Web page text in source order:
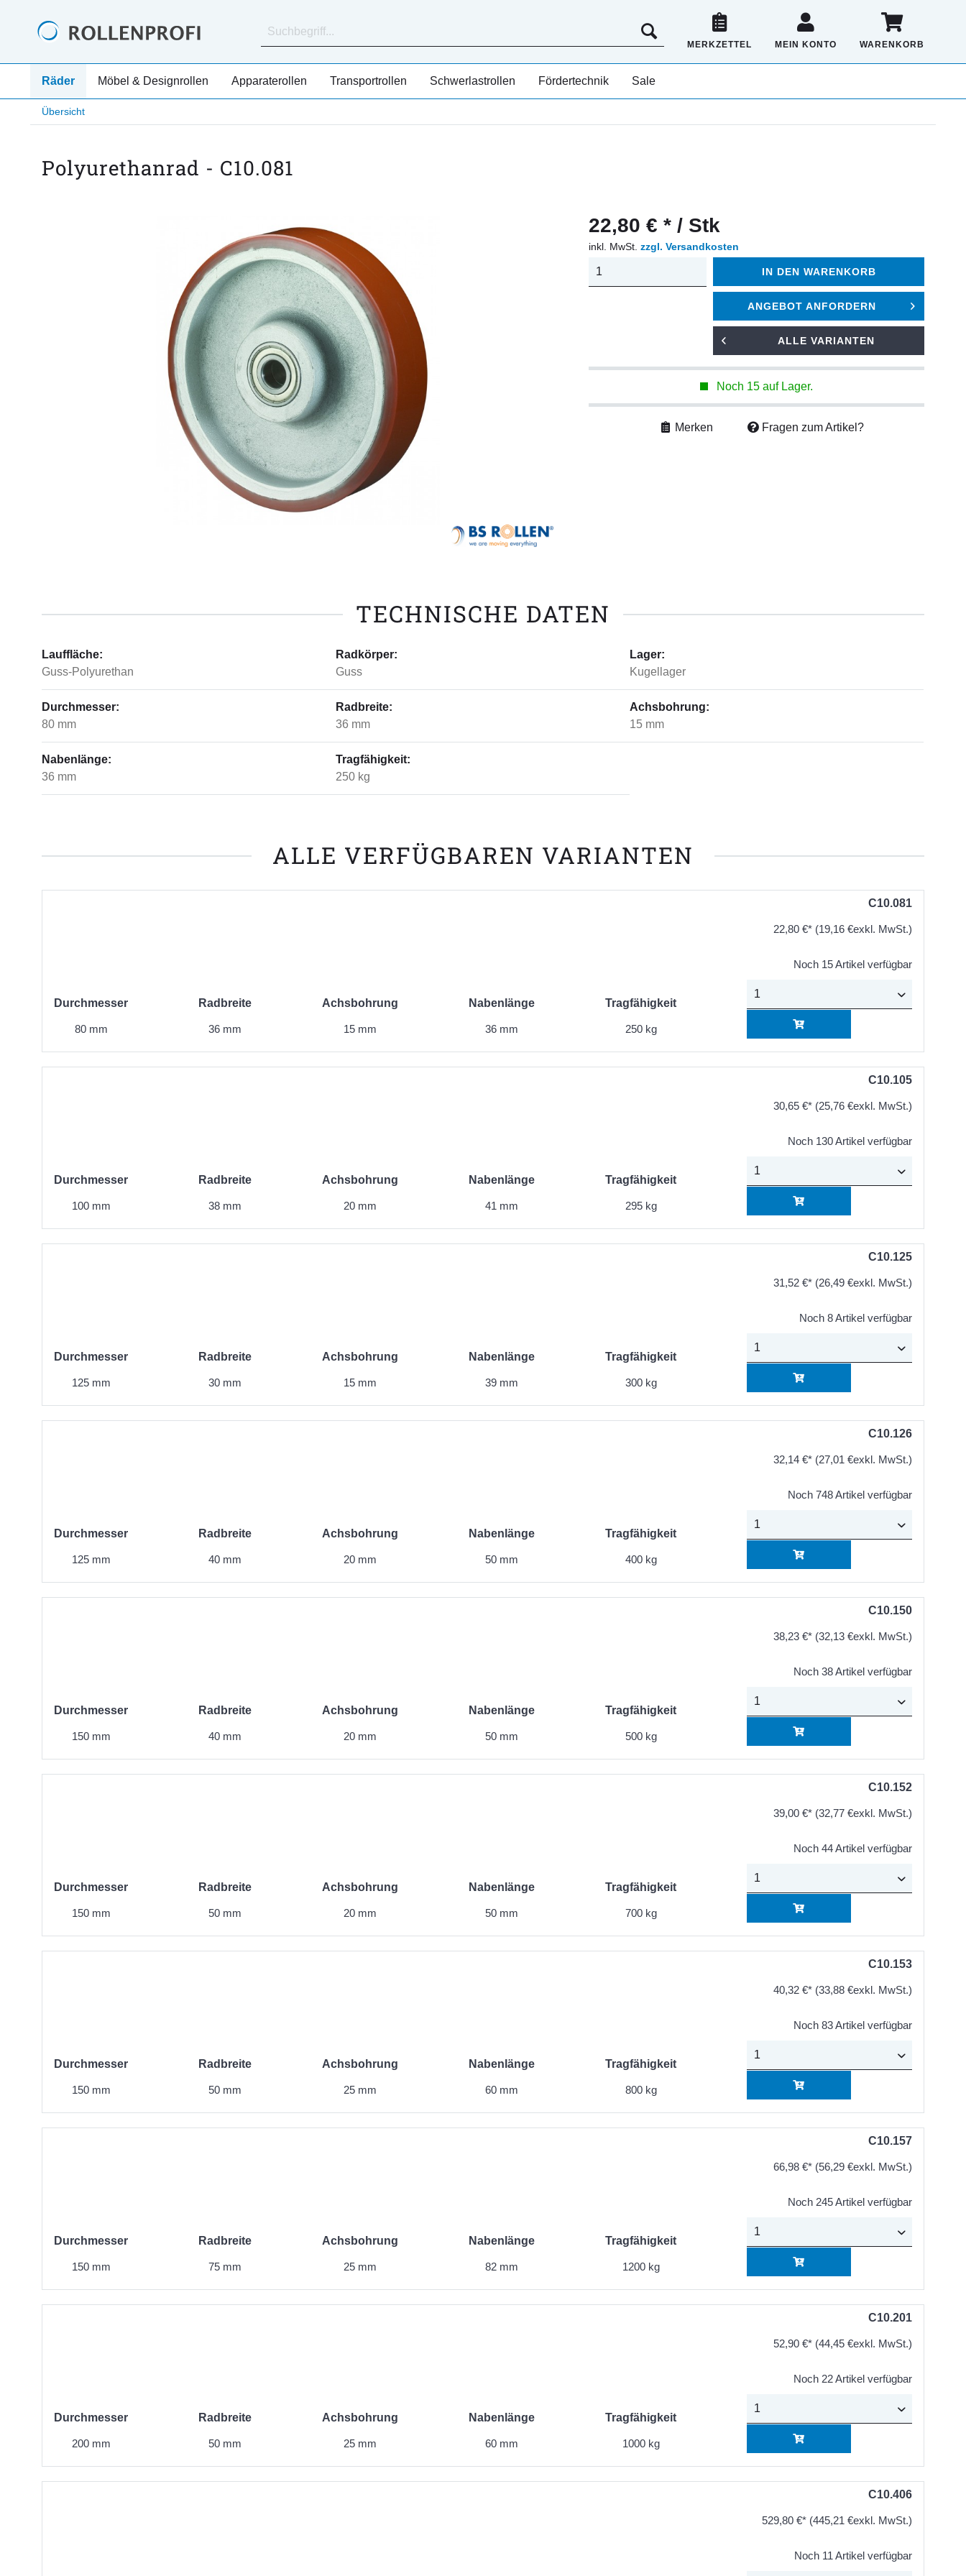
MERKZETTEL MEIN KONTO WARENKORB
Räder Möbel & Designrollen Apparaterollen Transportrollen Schwerlastrollen Fördertechnik Sale
Übersicht
Polyurethanrad - C10.081
22,80 € * / Stk
inkl. MwSt.zzgl. Versandkosten
IN DEN WARENKORB
ANGEBOT ANFORDERN
ALLE VARIANTEN
Noch 15 auf Lager.
Merken Fragen zum Artikel?
TECHNISCHE DATEN
Lauffläche:
Guss-Polyurethan
Radkörper:
Guss
Lager:
Kugellager
Durchmesser:
80 mm
Radbreite:
36 mm
Achsbohrung:
15 mm
Nabenlänge:
36 mm
Tragfähigkeit:
250 kg
ALLE VERFÜGBAREN VARIANTEN
Durchmesser
80 mm
Radbreite
36 mm
Achsbohrung
15 mm
Nabenlänge
36 mm
Tragfähigkeit
250 kg
C10.081
22,80 €* (19,16 €exkl. MwSt.)
Noch 15 Artikel verfügbar
Durchmesser
100 mm
Radbreite
38 mm
Achsbohrung
20 mm
Nabenlänge
41 mm
Tragfähigkeit
295 kg
C10.105
30,65 €* (25,76 €exkl. MwSt.)
Noch 130 Artikel verfügbar
Durchmesser
125 mm
Radbreite
30 mm
Achsbohrung
15 mm
Nabenlänge
39 mm
Tragfähigkeit
300 kg
C10.125
31,52 €* (26,49 €exkl. MwSt.)
Noch 8 Artikel verfügbar
Durchmesser
125 mm
Radbreite
40 mm
Achsbohrung
20 mm
Nabenlänge
50 mm
Tragfähigkeit
400 kg
C10.126
32,14 €* (27,01 €exkl. MwSt.)
Noch 748 Artikel verfügbar
Durchmesser
150 mm
Radbreite
40 mm
Achsbohrung
20 mm
Nabenlänge
50 mm
Tragfähigkeit
500 kg
C10.150
38,23 €* (32,13 €exkl. MwSt.)
Noch 38 Artikel verfügbar
Durchmesser
150 mm
Radbreite
50 mm
Achsbohrung
20 mm
Nabenlänge
50 mm
Tragfähigkeit
700 kg
C10.152
39,00 €* (32,77 €exkl. MwSt.)
Noch 44 Artikel verfügbar
Durchmesser
150 mm
Radbreite
50 mm
Achsbohrung
25 mm
Nabenlänge
60 mm
Tragfähigkeit
800 kg
C10.153
40,32 €* (33,88 €exkl. MwSt.)
Noch 83 Artikel verfügbar
Durchmesser
150 mm
Radbreite
75 mm
Achsbohrung
25 mm
Nabenlänge
82 mm
Tragfähigkeit
1200 kg
C10.157
66,98 €* (56,29 €exkl. MwSt.)
Noch 245 Artikel verfügbar
Durchmesser
200 mm
Radbreite
50 mm
Achsbohrung
25 mm
Nabenlänge
60 mm
Tragfähigkeit
1000 kg
C10.201
52,90 €* (44,45 €exkl. MwSt.)
Noch 22 Artikel verfügbar
C10.406
529,80 €* (445,21 €exkl. MwSt.)
Noch 11 Artikel verfügbar